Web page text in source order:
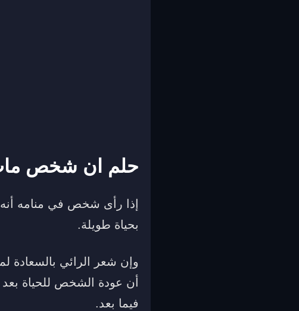
حلم ان شخص
إذا رأى شخص في منامه
بحياة طويلة.
وإن شعر الرائي بالسعادة
أن عودة الشخص للحياة
فيما بعد.